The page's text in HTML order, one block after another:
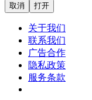
取消 打开
关于我们
联系我们
广告合作
隐私政策
服务条款